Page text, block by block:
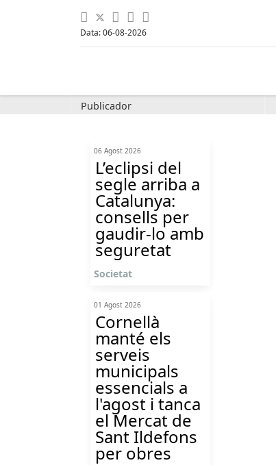
Data: 06-08-2026
Publicador
06 Agost 2026
L’eclipsi del
segle arriba a
Catalunya:
consells per
gaudir-lo amb
seguretat
Societat
01 Agost 2026
Cornellà
manté els
serveis
municipals
essencials a
l'agost i tanca
el Mercat de
Sant Ildefons
per obres